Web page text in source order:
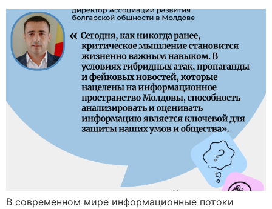
В современном мире информационные потоки